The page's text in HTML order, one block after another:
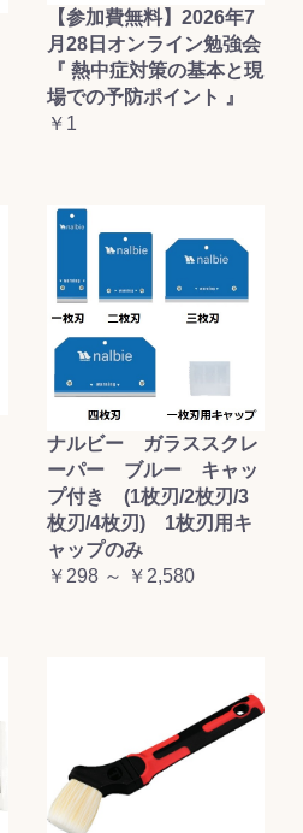
【参加費無料】2026年7
月28日オンライン勉強会
『 熱中症対策の基本と現
場での予防ポイント 』
￥1
ナルビー ガラススクレ
ーパー ブルー キャッ
プ付き (1枚刃/2枚刃/3
枚刃/4枚刃) 1枚刃用キ
ャップのみ
￥298 ～ ￥2,580